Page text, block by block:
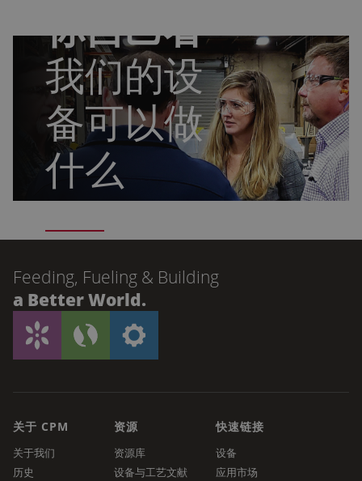
你自己看
我们的设
备可以做
什么
Feeding, Fueling & Building
a Better World.
关于 CPM
关于我们
历史
资源
资源库
设备与工艺文献
快速链接
设备
应用市场